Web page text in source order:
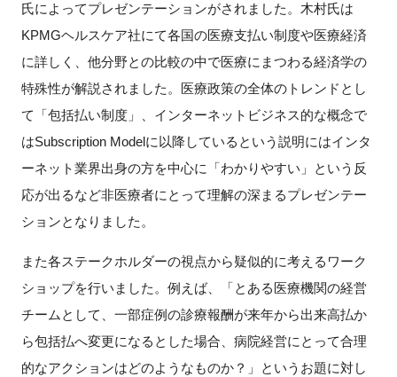
イベントお知らせメール登録
氏によってプレゼンテーションがされました。木村氏は
KPMGヘルスケア社にて各国の医療支払い制度や医療経済
に詳しく、他分野との比較の中で医療にまつわる経済学の
特殊性が解説されました。医療政策の全体のトレンドとし
て「包括払い制度」、インターネットビジネス的な概念で
はSubscription Modelに以降しているという説明にはインタ
ーネット業界出身の方を中心に「わかりやすい」という反
応が出るなど非医療者にとって理解の深まるプレゼンテー
ションとなりました。
また各ステークホルダーの視点から疑似的に考えるワーク
ショップを行いました。例えば、「とある医療機関の経営
チームとして、一部症例の診療報酬が来年から出来高払か
ら包括払へ変更になるとした場合、病院経営にとって合理
的なアクションはどのようなものか？」というお題に対し